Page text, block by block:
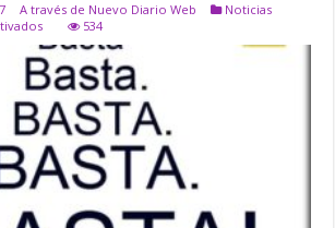
A través de Nuevo Diario Web
Noticias
en
La
Banda:
Fue
violada
por
su
padre,
su
tio
534